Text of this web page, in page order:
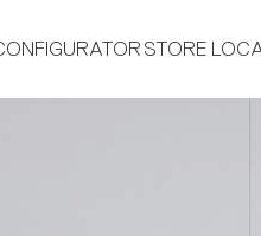
STORE